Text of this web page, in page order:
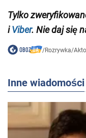
Tylko
iViber. Nie daj się
/Rozrywka/
Inne wiadomości